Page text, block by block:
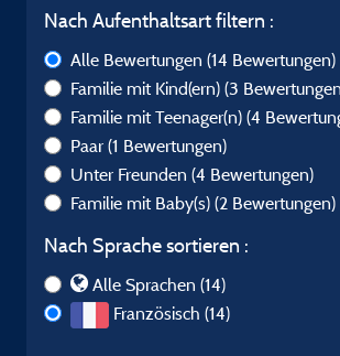
Nach Aufenthaltsart filtern :
Alle Bewertungen (14 Bewertungen)
Familie mit Kind(ern) (3
Familie mit Teenager(n) (4
Paar (1 Bewertungen)
Unter Freunden (4 Bewertungen)
Familie mit Baby(s) (2 Bewertungen)
Nach Sprache sortieren :
Alle Sprachen (14)
Französisch (14)